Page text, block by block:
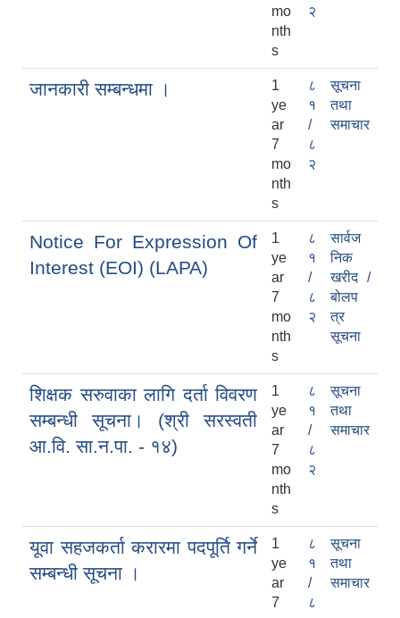
mo
nth
s
२
जानकारी सम्बन्धमा ।
1
ye
ar
7
mo
nth
s
८
१
/
८
२
सूचना
तथा
समाचार
Notice For Expression Of
Interest (EOI) (LAPA)
1
ye
ar
7
mo
nth
s
८
१
/
८
२
सार्वज
निक
खरीद /
बोलप
त्र
सूचना
शिक्षक सरुवाका लागि दर्ता विवरण
सम्बन्धी सूचना। (श्री सरस्वती
आ.वि. सा.न.पा. - १४)
1
ye
ar
7
mo
nth
s
८
१
/
८
२
सूचना
तथा
समाचार
यूवा सहजकर्ता करारमा पदपूर्ति गर्ने
सम्बन्धी सूचना ।
1
ye
ar
7
८
१
/
८
सूचना
तथा
समाचार